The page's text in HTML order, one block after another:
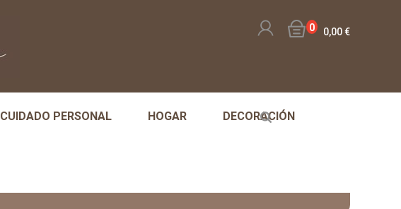
0 0,00 €
CUIDADO PERSONAL HOGAR DECORACIÓN